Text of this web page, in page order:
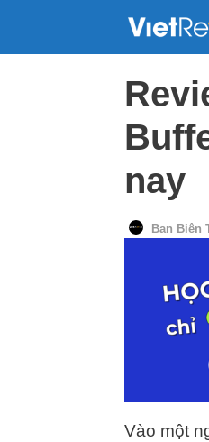
nay
Ban Biên
Vào một